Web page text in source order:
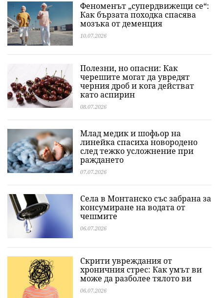
Феноменът „супердвижещи се“:
Как бързата походка спасява
мозъка от деменция
10.07.2026
Полезни, но опасни: Как
черешите могат да увредят
черния дроб и кога действат
като аспирин
08.07.2026
Млад медик и шофьор на
линейка спасиха новородено
след тежко усложнение при
раждането
07.07.2026
Села в Монтанско със забрана за
консумиране на водата от
чешмите
06.07.2026
Скрити увреждания от
хроничния стрес: Как умът ви
може да разболее тялото ви
06.07.2026